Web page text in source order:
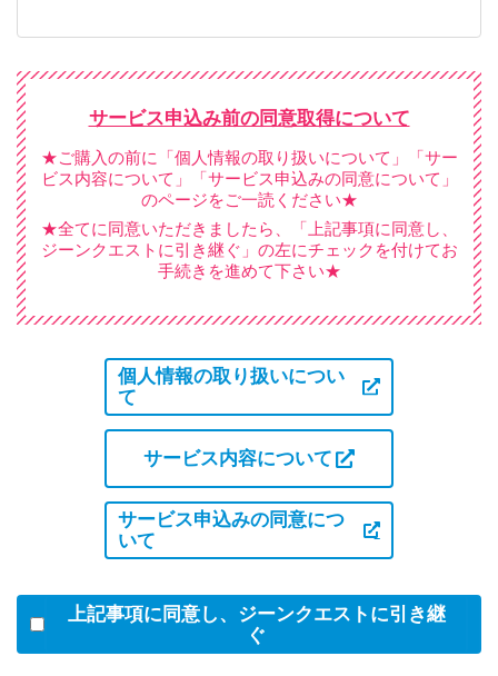
サービス申込み前の同意取得について
★ご購入の前に「個人情報の取り扱いについて」「サー
ビス内容について」「サービス申込みの同意について」
のページをご一読ください★
★全てに同意いただきましたら、「上記事項に同意し、
ジーンクエストに引き継ぐ」の左にチェックを付けてお
手続きを進めて下さい★
個人情報の取り扱いについ
て
サービス内容について
サービス申込みの同意につ
いて
上記事項に同意し、ジーンクエストに引き継
ぐ